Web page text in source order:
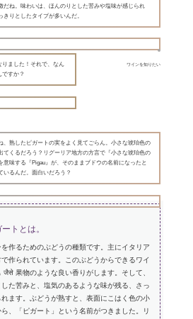
だね。味わいは、ほんのりとした苦みや塩味が感じられ
きりとしたタイプが多いんだ。
ワインを知りたい
りました！それで、なん
すか？
、熟したピガートの実をよく見てごらん。小さな琥珀色の
てくるだろう？リグーリア地方の方言で『小さな琥珀色の
意味する『Pigau』が、そのままブドウの名前になったと
いるんだ。面白いだろう？
トとは。
を作るためのぶどうの種類です。主にイタリア
作られています。このぶどうからできるワイ
जैसे 果物のような良い香りがします。そして、
た苦みと、塩気のあるような味が残る、さっ
ます。ぶどうが熟すと、表面にこはく色の小
、「ピガート」という名前がつきました。リ